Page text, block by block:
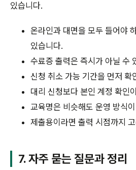
있습니다.
온라인과 대면을 모두 들어야
있습니다.
수료증 출력은 즉시가 아닐 수
신청 취소 가능 기간을 먼저 확
대리 신청보다 본인 계정 확인
교육명은 비슷해도 운영 방식
제출용이라면 출력 시점까지
7. 자주 묻는 질문과 정리